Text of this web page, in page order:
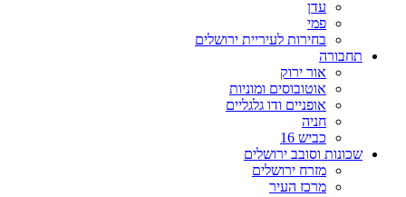
עדן
פמי
בחירות לעיריית ירושלים
תחבורה
אור ירוק
אוטובוסים ומוניות
אופניים ודו גלגליים
חניה
כביש 16
שכונות וסובב ירושלים
מזרח ירושלים
מרכז העיר